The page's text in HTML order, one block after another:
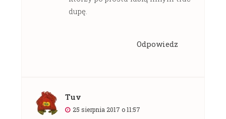
dupę.
Odpowiedz
Tuv
25 sierpnia 2017 o 11:57